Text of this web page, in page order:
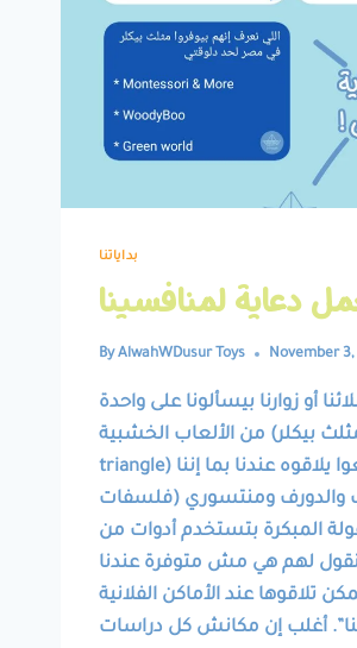
بداياتنا
By AlwahWDusur Toys November
أو زوارنا بيسألونا على واحدة
من الألعاب الخشبية (مثلث بيكلر Pickler
triangle) اللي بيتوقعوا يلاقوه عندنا بما إننا
والدورف ومنتسوري (فلسفات
المبكرة بتستخدم أدوات من
لهم هي مش متوفرة عندنا
تلاقوها عند الأماكن الفلانية
أغلب إن مكانش كل دراسات